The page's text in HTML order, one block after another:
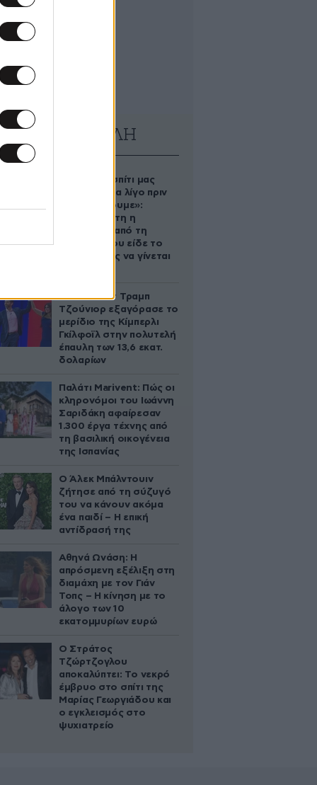
ΔΗΜΟΦΙΛΗ
«Κάηκε το σπίτι μας
στην Ελλάδα λίγο πριν
μετακομίσουμε»:
Απαρηγόρητη η
οικογένεια από τη
Βρετανία που είδε το
όνειρο ζωής να γίνεται
Ο Ντόναλντ Τραμπ
Τζούνιορ εξαγόρασε το
μερίδιο της Κίμπερλι
Γκίλφοϊλ στην πολυτελή
έπαυλη των 13,6 εκατ.
δολαρίων
Παλάτι Marivent: Πώς οι
κληρονόμοι του Ιωάννη
Σαριδάκη αφαίρεσαν
1.300 έργα τέχνης από
τη βασιλική οικογένεια
της Ισπανίας
Ο Άλεκ Μπάλντουιν
ζήτησε από τη σύζυγό
του να κάνουν ακόμα
ένα παιδί – Η επική
αντίδρασή της
Αθηνά Ωνάση: Η
απρόσμενη εξέλιξη στη
διαμάχη με τον Γιάν
Τοπς – Η κίνηση με το
άλογο των 10
εκατομμυρίων ευρώ
Ο Στράτος
Τζώρτζογλου
αποκαλύπτει: Το νεκρό
έμβρυο στο σπίτι της
Μαρίας Γεωργιάδου και
ο εγκλεισμός στο
ψυχιατρείο